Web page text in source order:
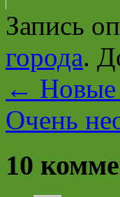
Запись
города.
← Новые
Очень
10